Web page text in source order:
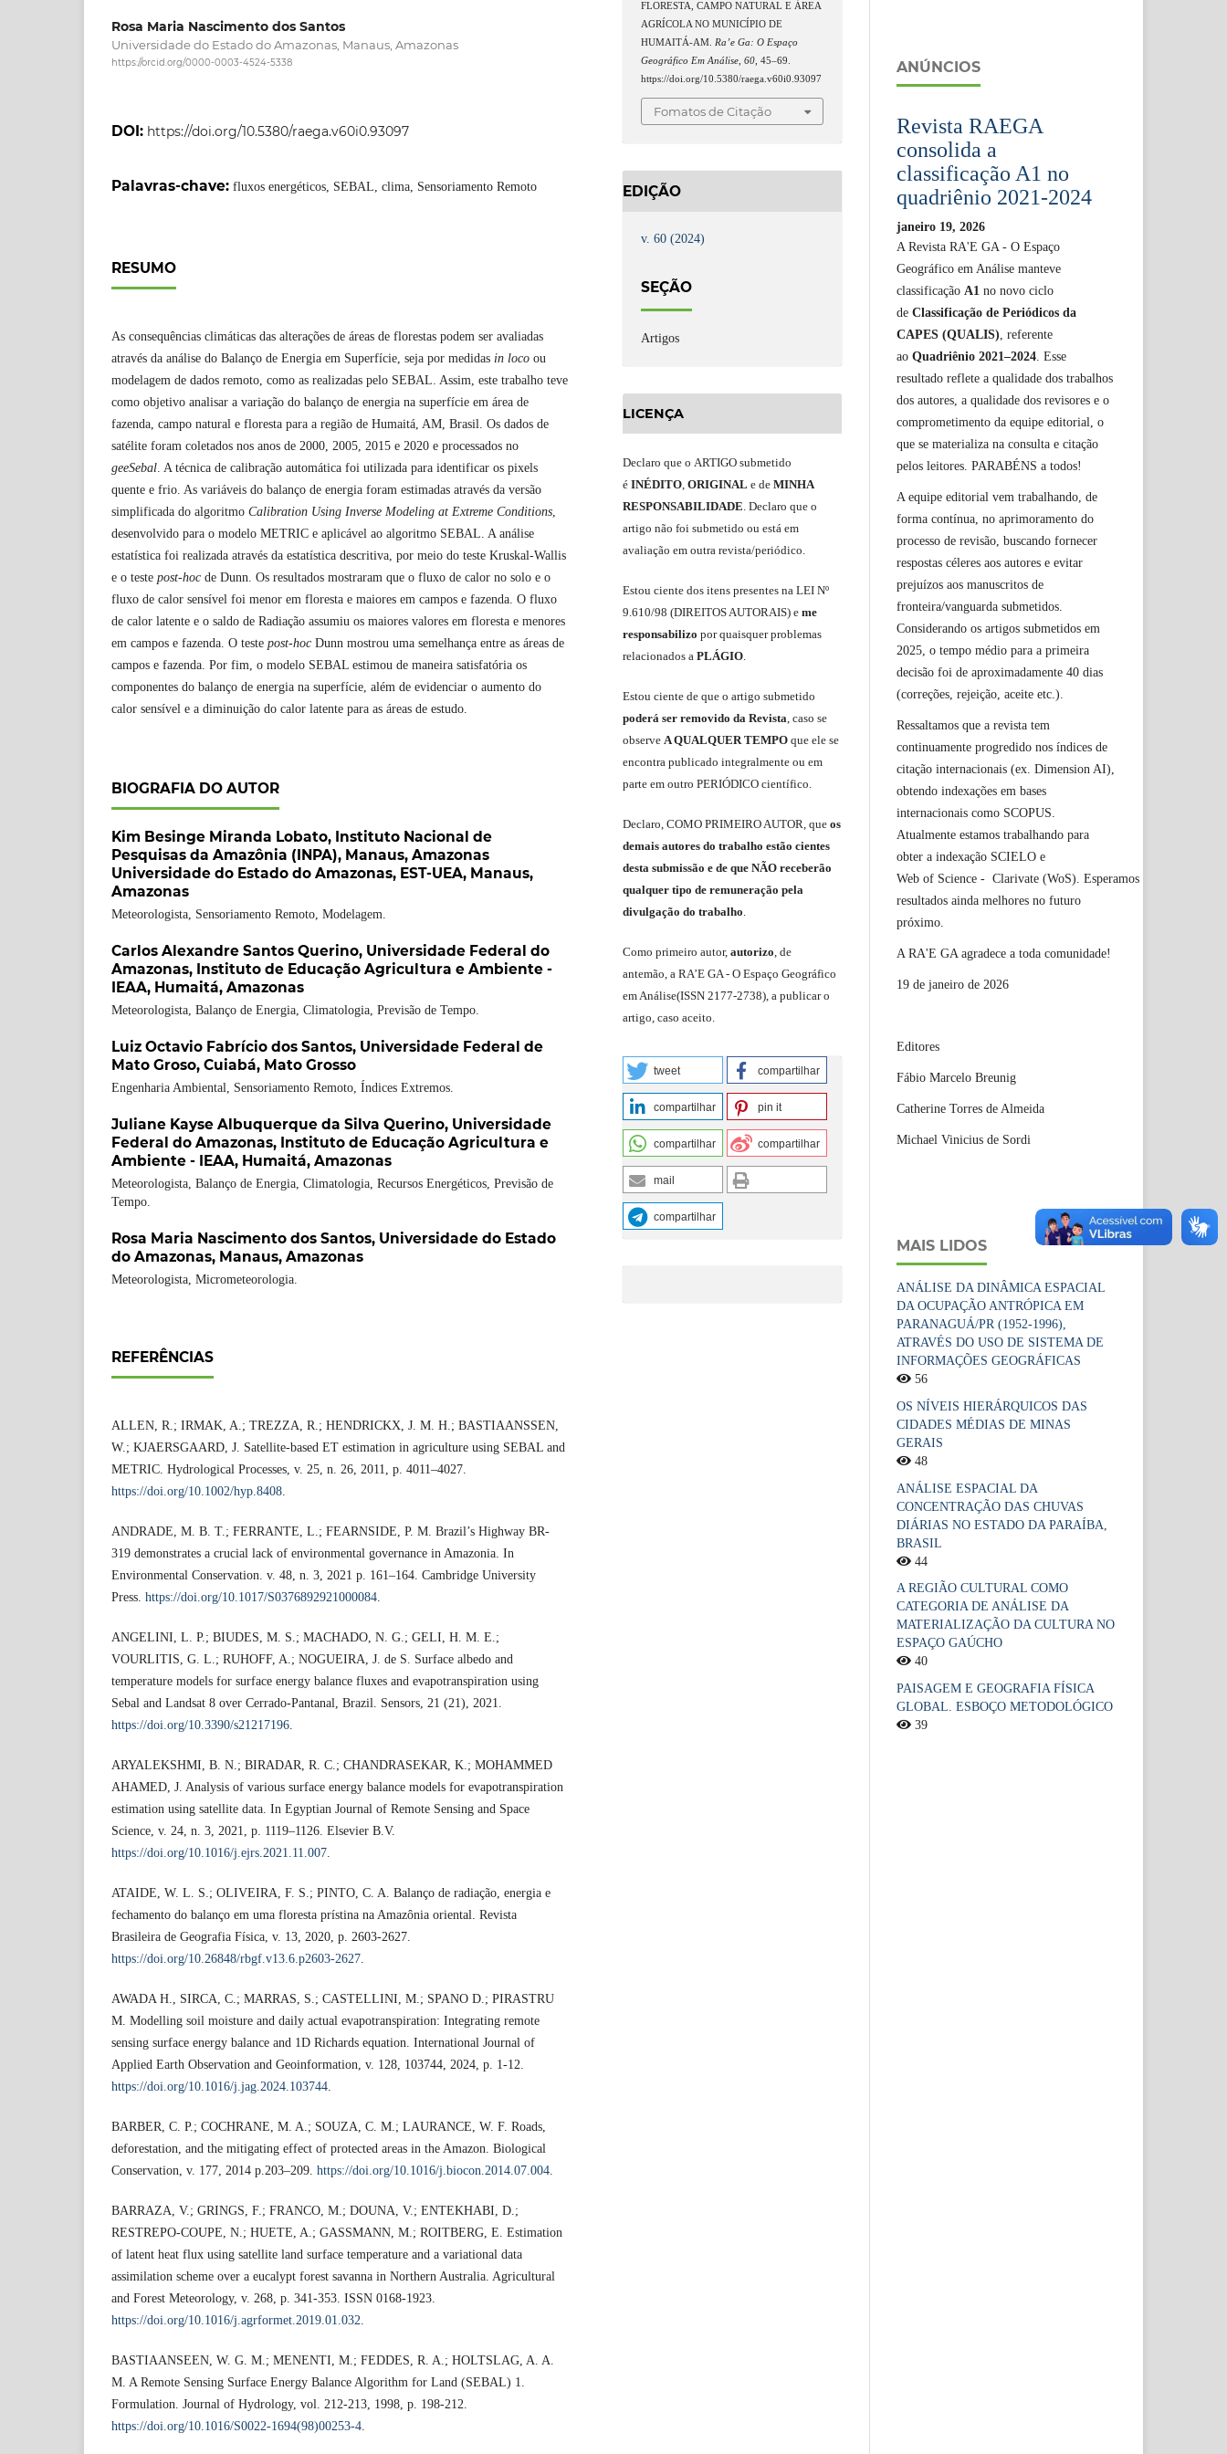
Rosa Maria Nascimento dos Santos
Universidade do Estado do Amazonas, Manaus, Amazonas
https://orcid.org/0000-0003-4524-5338
DOI: https://doi.org/10.5380/raega.v60i0.93097
Palavras-chave: fluxos energéticos, SEBAL, clima, Sensoriamento Remoto
RESUMO
As consequências climáticas das alterações de áreas de florestas podem ser avaliadas
através da análise do Balanço de Energia em Superfície, seja por medidas in loco ou
modelagem de dados remoto, como as realizadas pelo SEBAL. Assim, este trabalho teve
como objetivo analisar a variação do balanço de energia na superfície em área de
fazenda, campo natural e floresta para a região de Humaitá, AM, Brasil. Os dados de
satélite foram coletados nos anos de 2000, 2005, 2015 e 2020 e processados no
geeSebal. A técnica de calibração automática foi utilizada para identificar os pixels
quente e frio. As variáveis do balanço de energia foram estimadas através da versão
simplificada do algoritmo Calibration Using Inverse Modeling at Extreme Conditions,
desenvolvido para o modelo METRIC e aplicável ao algoritmo SEBAL. A análise
estatística foi realizada através da estatística descritiva, por meio do teste Kruskal-Wallis
e o teste post-hoc de Dunn. Os resultados mostraram que o fluxo de calor no solo e o
fluxo de calor sensível foi menor em floresta e maiores em campos e fazenda. O fluxo
de calor latente e o saldo de Radiação assumiu os maiores valores em floresta e menores
em campos e fazenda. O teste post-hoc Dunn mostrou uma semelhança entre as áreas de
campos e fazenda. Por fim, o modelo SEBAL estimou de maneira satisfatória os
componentes do balanço de energia na superfície, além de evidenciar o aumento do
calor sensível e a diminuição do calor latente para as áreas de estudo.
BIOGRAFIA DO AUTOR
Kim Besinge Miranda Lobato, Instituto Nacional de
Pesquisas da Amazônia (INPA), Manaus, Amazonas
Universidade do Estado do Amazonas, EST-UEA, Manaus,
Amazonas
Meteorologista, Sensoriamento Remoto, Modelagem.
Carlos Alexandre Santos Querino, Universidade Federal do
Amazonas, Instituto de Educação Agricultura e Ambiente -
IEAA, Humaitá, Amazonas
Meteorologista, Balanço de Energia, Climatologia, Previsão de Tempo.
Luiz Octavio Fabrício dos Santos, Universidade Federal de
Mato Groso, Cuiabá, Mato Grosso
Engenharia Ambiental, Sensoriamento Remoto, Índices Extremos.
Juliane Kayse Albuquerque da Silva Querino, Universidade
Federal do Amazonas, Instituto de Educação Agricultura e
Ambiente - IEAA, Humaitá, Amazonas
Meteorologista, Balanço de Energia, Climatologia, Recursos Energéticos, Previsão de
Tempo.
Rosa Maria Nascimento dos Santos, Universidade do Estado
do Amazonas, Manaus, Amazonas
Meteorologista, Micrometeorologia.
REFERÊNCIAS
ALLEN, R.; IRMAK, A.; TREZZA, R.; HENDRICKX, J. M. H.; BASTIAANSSEN,
W.; KJAERSGAARD, J. Satellite-based ET estimation in agriculture using SEBAL and
METRIC. Hydrological Processes, v. 25, n. 26, 2011, p. 4011–4027.
https://doi.org/10.1002/hyp.8408.
ANDRADE, M. B. T.; FERRANTE, L.; FEARNSIDE, P. M. Brazil’s Highway BR-
319 demonstrates a crucial lack of environmental governance in Amazonia. In
Environmental Conservation. v. 48, n. 3, 2021 p. 161–164. Cambridge University
Press. https://doi.org/10.1017/S0376892921000084.
ANGELINI, L. P.; BIUDES, M. S.; MACHADO, N. G.; GELI, H. M. E.;
VOURLITIS, G. L.; RUHOFF, A.; NOGUEIRA, J. de S. Surface albedo and
temperature models for surface energy balance fluxes and evapotranspiration using
Sebal and Landsat 8 over Cerrado‐Pantanal, Brazil. Sensors, 21 (21), 2021.
https://doi.org/10.3390/s21217196.
ARYALEKSHMI, B. N.; BIRADAR, R. C.; CHANDRASEKAR, K.; MOHAMMED
AHAMED, J. Analysis of various surface energy balance models for evapotranspiration
estimation using satellite data. In Egyptian Journal of Remote Sensing and Space
Science, v. 24, n. 3, 2021, p. 1119–1126. Elsevier B.V.
https://doi.org/10.1016/j.ejrs.2021.11.007.
ATAIDE, W. L. S.; OLIVEIRA, F. S.; PINTO, C. A. Balanço de radiação, energia e
fechamento do balanço em uma floresta prístina na Amazônia oriental. Revista
Brasileira de Geografia Física, v. 13, 2020, p. 2603-2627.
https://doi.org/10.26848/rbgf.v13.6.p2603-2627.
AWADA H., SIRCA, C.; MARRAS, S.; CASTELLINI, M.; SPANO D.; PIRASTRU
M. Modelling soil moisture and daily actual evapotranspiration: Integrating remote
sensing surface energy balance and 1D Richards equation. International Journal of
Applied Earth Observation and Geoinformation, v. 128, 103744, 2024, p. 1-12.
https://doi.org/10.1016/j.jag.2024.103744.
BARBER, C. P.; COCHRANE, M. A.; SOUZA, C. M.; LAURANCE, W. F. Roads,
deforestation, and the mitigating effect of protected areas in the Amazon. Biological
Conservation, v. 177, 2014 p.203–209. https://doi.org/10.1016/j.biocon.2014.07.004.
BARRAZA, V.; GRINGS, F.; FRANCO, M.; DOUNA, V.; ENTEKHABI, D.;
RESTREPO-COUPE, N.; HUETE, A.; GASSMANN, M.; ROITBERG, E. Estimation
of latent heat flux using satellite land surface temperature and a variational data
assimilation scheme over a eucalypt forest savanna in Northern Australia. Agricultural
and Forest Meteorology, v. 268, p. 341-353. ISSN 0168-1923.
https://doi.org/10.1016/j.agrformet.2019.01.032.
BASTIAANSEEN, W. G. M.; MENENTI, M.; FEDDES, R. A.; HOLTSLAG, A. A.
M. A Remote Sensing Surface Energy Balance Algorithm for Land (SEBAL) 1.
Formulation. Journal of Hydrology, vol. 212-213, 1998, p. 198-212.
https://doi.org/10.1016/S0022-1694(98)00253-4.
FLORESTA, CAMPO NATURAL E ÁREA
AGRÍCOLA NO MUNICÍPIO DE
HUMAITÁ-AM. Ra’e Ga: O Espaço
Geográfico Em Análise ,60 , 45–69.
https://doi.org/10.5380/raega.v60i0.93097
Fomatos de Citação
EDIÇÃO
v. 60 (2024)
SEÇÃO
Artigos
LICENÇA
Declaro que o ARTIGO submetido
é INÉDITO, ORIGINAL e de MINHA
RESPONSABILIDADE. Declaro que o
artigo não foi submetido ou está em
avaliação em outra revista/periódico.
Estou ciente dos itens presentes na LEI Nº
9.610/98 (DIREITOS AUTORAIS) e me
responsabilizo por quaisquer problemas
relacionados a PLÁGIO.
Estou ciente de que o artigo submetido
poderá ser removido da Revista, caso se
observe A QUALQUER TEMPO que ele se
encontra publicado integralmente ou em
parte em outro PERIÓDICO científico.
Declaro, COMO PRIMEIRO AUTOR, que os
demais autores do trabalho estão cientes
desta submissão e de que NÃO receberão
qualquer tipo de remuneração pela
divulgação do trabalho.
Como primeiro autor, autorizo, de
antemão, a RA’E GA - O Espaço Geográfico
em Análise(ISSN 2177-2738), a publicar o
artigo, caso aceito.
tweet compartilhar
compartilhar pin it
compartilhar compartilhar
mail
compartilhar
ANÚNCIOS
Revista RAEGA
consolida a
classificação A1 no
quadriênio 2021-2024
janeiro 19, 2026
A Revista RA'E GA - O Espaço
Geográfico em Análise manteve
classificação A1 no novo ciclo
de Classificação de Periódicos da
CAPES (QUALIS) , referente
ao Quadriênio 2021–2024 . Esse
resultado reflete a qualidade dos trabalhos
dos autores, a qualidade dos revisores e o
comprometimento da equipe editorial, o
que se materializa na consulta e citação
pelos leitores. PARABÉNS a todos!
A equipe editorial vem trabalhando, de
forma contínua, no aprimoramento do
processo de revisão, buscando fornecer
respostas céleres aos autores e evitar
prejuízos aos manuscritos de
fronteira/vanguarda submetidos.
Considerando os artigos submetidos em
2025, o tempo médio para a primeira
decisão foi de aproximadamente 40 dias
(correções, rejeição, aceite etc.).
Ressaltamos que a revista tem
continuamente progredido nos índices de
citação internacionais (ex. Dimension AI),
obtendo indexações em bases
internacionais como SCOPUS.
Atualmente estamos trabalhando para
obter a indexação SCIELO e
Web of Science - Clarivate (WoS). Esperamos
resultados ainda melhores no futuro
próximo.
A RA'E GA agradece a toda comunidade!
19 de janeiro de 2026
Editores
Fábio Marcelo Breunig
Catherine Torres de Almeida
Michael Vinicius de Sordi
MAIS LIDOS
ANÁLISE DA DINÂMICA ESPACIAL
DA OCUPAÇÃO ANTRÓPICA EM
PARANAGUÁ/PR (1952-1996),
ATRAVÉS DO USO DE SISTEMA DE
INFORMAÇÕES GEOGRÁFICAS
56
OS NÍVEIS HIERÁRQUICOS DAS
CIDADES MÉDIAS DE MINAS
GERAIS
48
ANÁLISE ESPACIAL DA
CONCENTRAÇÃO DAS CHUVAS
DIÁRIAS NO ESTADO DA PARAÍBA,
BRASIL
44
A REGIÃO CULTURAL COMO
CATEGORIA DE ANÁLISE DA
MATERIALIZAÇÃO DA CULTURA NO
ESPAÇO GAÚCHO
40
PAISAGEM E GEOGRAFIA FÍSICA
GLOBAL. ESBOÇO METODOLÓGICO
39